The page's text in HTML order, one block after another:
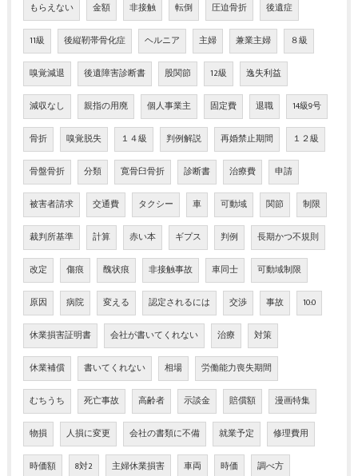
もらえない 金額 非接触 転倒 圧迫骨折 後遺症
11級 後縦靭帯骨化症 ヘルニア 主婦 兼業主婦 ８級
嗅覚減退 後遺障害診断書 股関節 12級 逸失利益
減収なし 親指の用廃 個人事業主 固定費 退職 14級9号
骨折 嗅覚脱失 １４級 判例解説 再婚禁止期間 １２級
骨盤骨折 分類 寛骨臼骨折 診断書 治療費 申請
被害者請求 交通費 タクシー 車 可動域 関節 制限
裁判所基準 計算 赤い本 ギプス 判例 長期かつ不規則
改定 傷痕 醜状痕 非接触事故 車同士 可動域制限
原因 病院 変える 認定されるには 交渉 事故 10:0
休業損害証明書 会社が書いてくれない 治療 対策
休業補償 書いてくれない 相場 労働能力喪失期間
むちうち 死亡事故 高齢者 示談金 賠償額 漫画特集
物損 人損に変更 会社の書類に不備 就業予定 修理費用
時価額 8対2 主婦休業損害 車両 時価 調べ方